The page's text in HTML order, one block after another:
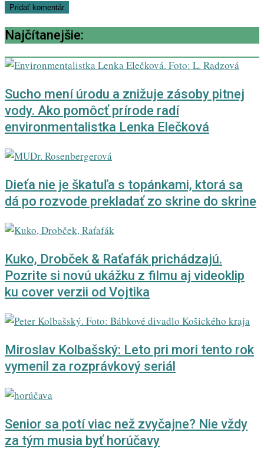
Najčítanejšie:
Sucho mení úrodu a znižuje zásoby pitnej
vody. Ako pomôcť prírode radí
environmentalistka Lenka Elečková
Dieťa nie je škatuľa s topánkami, ktorá sa
dá po rozvode prekladať zo skrine do skrine
Kuko, Drobček & Raťafák prichádzajú.
Pozrite si novú ukážku z filmu aj videoklip
ku cover verzii od Vojtika
Miroslav Kolbašský: Leto pri mori tento rok
vymenil za rozprávkový seriál
Senior sa potí viac než zvyčajne? Nie vždy
za tým musia byť horúčavy